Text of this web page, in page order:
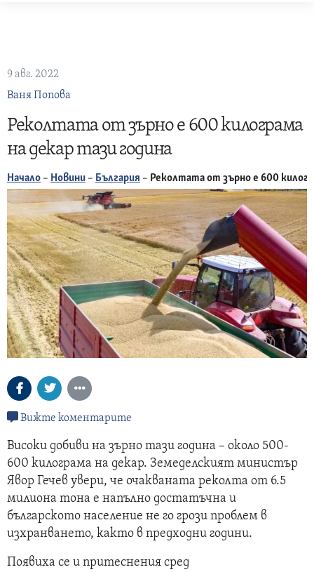
9 авг. 2022
Ваня Попова
Реколтата от зърно е 600 килограма
на декар тази година
Начало – Новини – България – Реколтата от зърно е 600
Вижте коментарите
Високи добиви на зърно тази година – около 500-
600 килограма на декар. Земеделският министър
Явор Гечев увери, че очакваната реколта от 6.5
милиона тона е напълно достатъчна и
българското население не го грози проблем в
изхранването, както в предходни години.
Появиха се и притеснения сред